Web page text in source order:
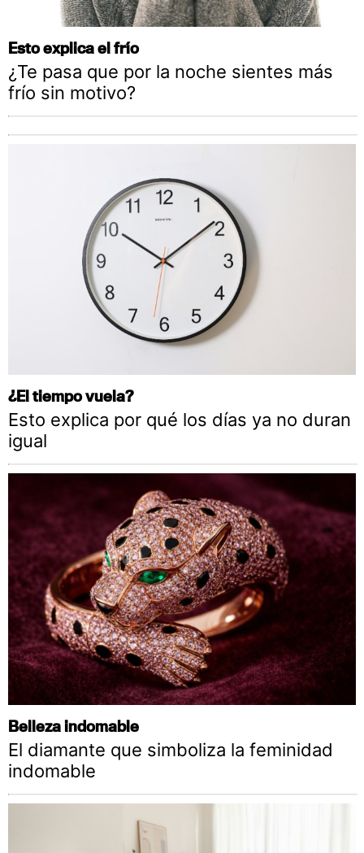
Esto explica el frío
¿Te pasa que por la noche sientes más
frío sin motivo?
¿El tiempo vuela?
Esto explica por qué los días ya no duran
igual
Belleza indomable
El diamante que simboliza la feminidad
indomable